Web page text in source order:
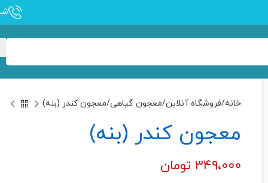
خانه فروشگاه آنلاین معجون گیاهی معجون کندر (بنه)
معجون کندر (بنه)
۳۴۹،۰۰۰ تومان